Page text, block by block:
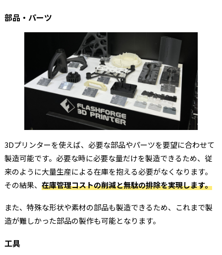
部品・パーツ
3Dプリンターを使えば、必要な部品やパーツを要望に合わせて
製造可能です。必要な時に必要な量だけを製造できるため、従
来のように大量生産による在庫を抱える必要がなくなります。
その結果、 在庫管理コストの削減と無駄の排除を実現します。
また、特殊な形状や素材の部品も製造できるため、これまで製
造が難しかった部品の製作も可能となります。
工具